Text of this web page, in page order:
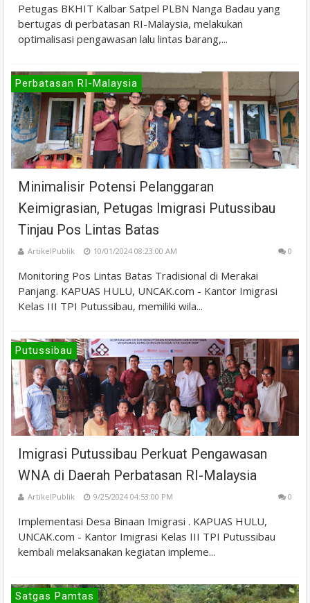
Petugas BKHIT Kalbar Satpel PLBN Nanga Badau yang
bertugas di perbatasan RI-Malaysia, melakukan
optimalisasi pengawasan lalu lintas barang,...
Perbatasan RI-Malaysia
Minimalisir Potensi Pelanggaran
Keimigrasian, Petugas Imigrasi Putussibau
Tinjau Pos Lintas Batas
ArtikelPublik 10/01/2024 08:23:00 AM 0
Monitoring Pos Lintas Batas Tradisional di Merakai
Panjang. KAPUAS HULU, UNCAK.com - Kantor Imigrasi
Kelas III TPI Putussibau, memiliki wila...
Putussibau
Imigrasi Putussibau Perkuat Pengawasan
WNA di Daerah Perbatasan RI-Malaysia
ArtikelPublik 9/25/2024 04:53:00 PM 0
Implementasi Desa Binaan Imigrasi . KAPUAS HULU,
UNCAK.com - Kantor Imigrasi Kelas III TPI Putussibau
kembali melaksanakan kegiatan impleme...
Satgas Pamtas